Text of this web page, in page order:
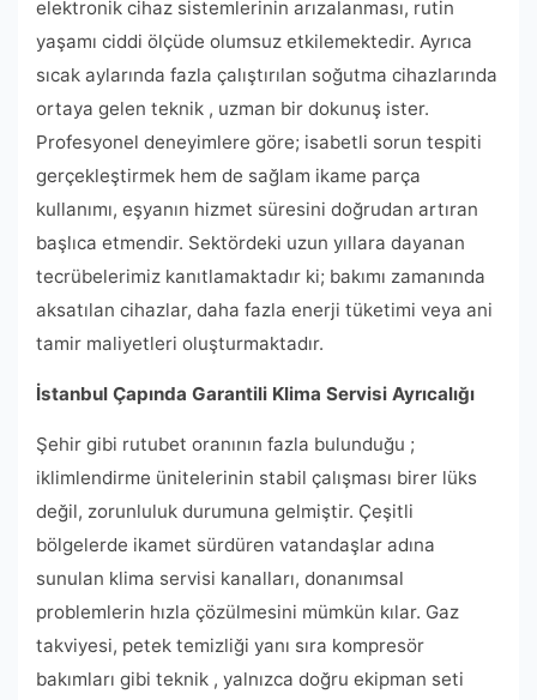
elektronik cihaz sistemlerinin arızalanması, rutin
yaşamı ciddi ölçüde olumsuz etkilemektedir. Ayrıca
sıcak aylarında fazla çalıştırılan soğutma cihazlarında
ortaya gelen teknik , uzman bir dokunuş ister.
Profesyonel deneyimlere göre; isabetli sorun tespiti
gerçekleştirmek hem de sağlam ikame parça
kullanımı, eşyanın hizmet süresini doğrudan artıran
başlıca etmendir. Sektördeki uzun yıllara dayanan
tecrübelerimiz kanıtlamaktadır ki; bakımı zamanında
aksatılan cihazlar, daha fazla enerji tüketimi veya ani
tamir maliyetleri oluşturmaktadır.
İstanbul Çapında Garantili Klima Servisi Ayrıcalığı
Şehir gibi rutubet oranının fazla bulunduğu ;
iklimlendirme ünitelerinin stabil çalışması birer lüks
değil, zorunluluk durumuna gelmiştir. Çeşitli
bölgelerde ikamet sürdüren vatandaşlar adına
sunulan klima servisi kanalları, donanımsal
problemlerin hızla çözülmesini mümkün kılar. Gaz
takviyesi, petek temizliği yanı sıra kompresör
bakımları gibi teknik , yalnızca doğru ekipman seti